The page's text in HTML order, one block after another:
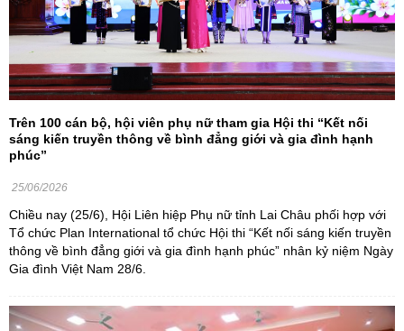
Trên 100 cán bộ, hội viên phụ nữ tham gia Hội thi “Kết nối
sáng kiến truyền thông về bình đẳng giới và gia đình hạnh
phúc”
25/06/2026
Chiều nay (25/6), Hội Liên hiệp Phụ nữ tỉnh Lai Châu phối hợp với
Tổ chức Plan International tổ chức Hội thi “Kết nối sáng kiến truyền
thông về bình đẳng giới và gia đình hạnh phúc” nhân kỷ niệm Ngày
Gia đình Việt Nam 28/6.